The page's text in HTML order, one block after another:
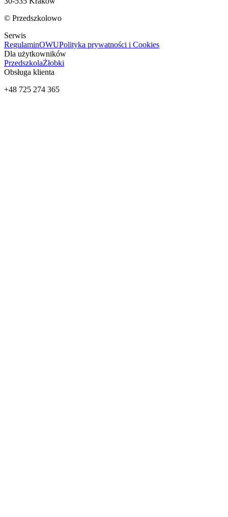
© Przedszkolowo
Serwis
RegulaminOWUPolityka prywatności i Cookies
Dla użytkowników
PrzedszkolaŻłobki
Obsługa klienta
+48 725 274 365